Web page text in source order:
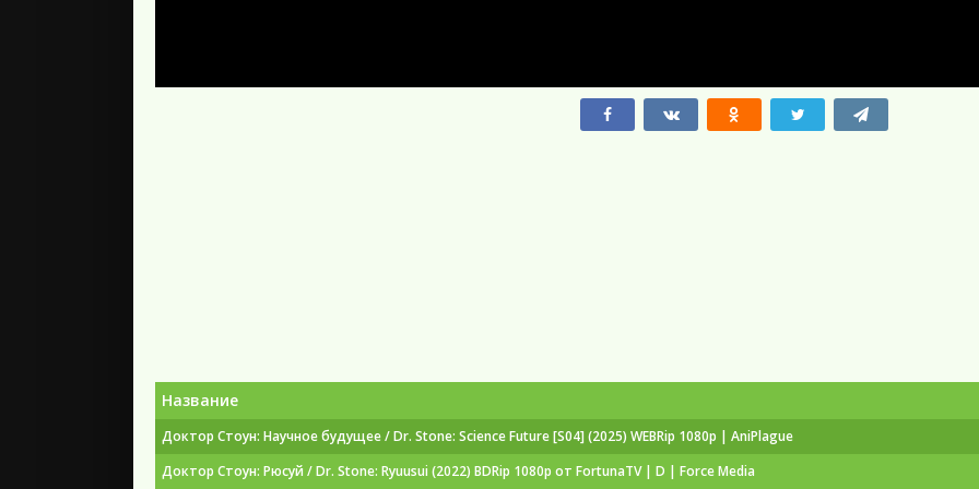
Название
Доктор Стоун: Научное будущее / Dr. Stone: Science Future [S04] (2025) WEBRip 1080p | AniPlague
Доктор Стоун: Рюсуй / Dr. Stone: Ryuusui (2022) BDRip 1080p от FortunaTV | D | Force Media